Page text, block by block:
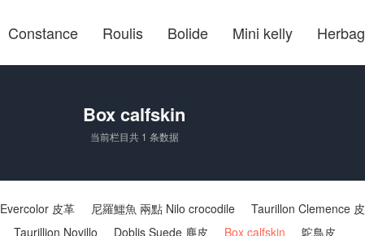
Constance Roulis Bolide Mini kelly Herbag
Box calfskin
当前栏目共 1 条数据
Evercolor 皮革 尼羅鱷魚 兩點 Nilo crocodile Taurillon Clemence 皮
Taurillion Novillo Doblis Suede 麂皮 Box calfskin 鴕鳥皮